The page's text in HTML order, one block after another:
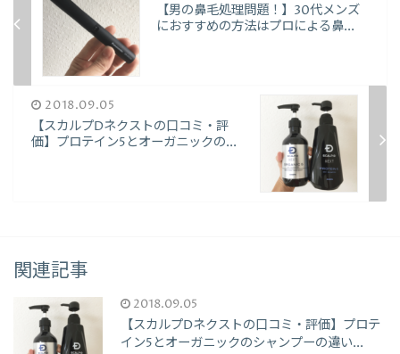
【男の鼻毛処理問題！】30代メンズ
におすすめの方法はプロによる鼻...
2018.09.05
【スカルプDネクストの口コミ・評
価】プロテイン5とオーガニックの...
関連記事
2018.09.05
【スカルプDネクストの口コミ・評価】プロテ
イン5とオーガニックのシャンプーの違い...